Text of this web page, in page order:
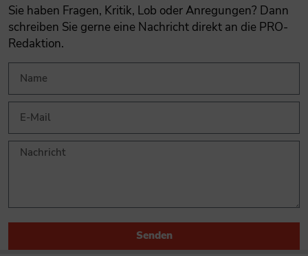
Sie haben Fragen, Kritik, Lob oder Anregungen? Dann
schreiben Sie gerne eine Nachricht direkt an die PRO-
Redaktion.
Senden